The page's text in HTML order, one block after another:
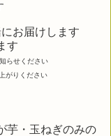
お届けします
す
らせください
がりください
・玉ねぎのみの